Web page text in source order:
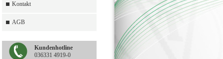
Kontakt
AGB
Kundenhotline
036331 4919-0